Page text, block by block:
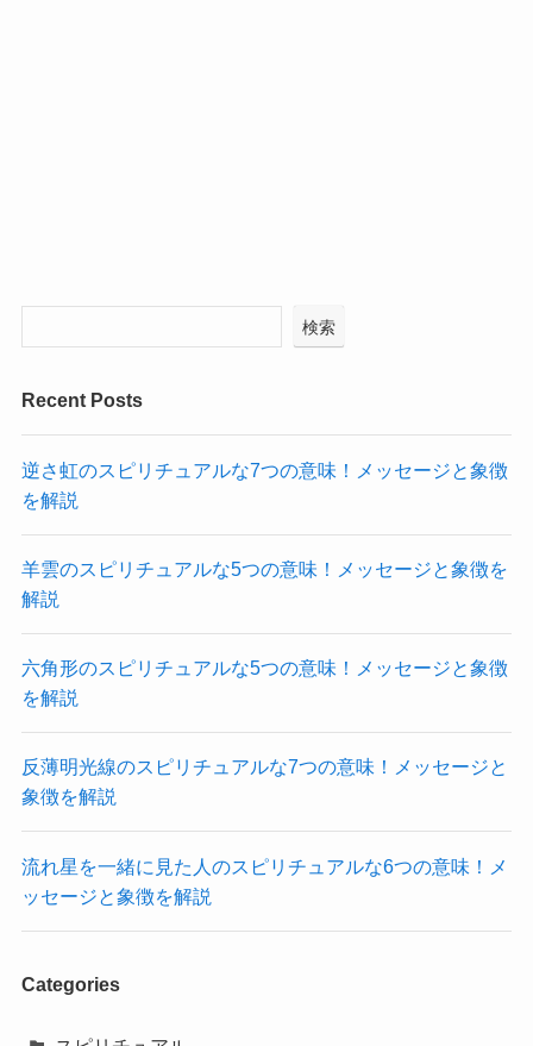
検索
Recent Posts
逆さ虹のスピリチュアルな7つの意味！メッセージと象徴
を解説
羊雲のスピリチュアルな5つの意味！メッセージと象徴を
解説
六角形のスピリチュアルな5つの意味！メッセージと象徴
を解説
反薄明光線のスピリチュアルな7つの意味！メッセージと
象徴を解説
流れ星を一緒に見た人のスピリチュアルな6つの意味！メ
ッセージと象徴を解説
Categories